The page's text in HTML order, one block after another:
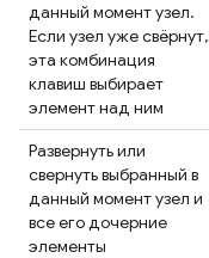
данный момент узел.
Если узел уже свёрнут,
эта комбинация
клавиш выбирает
элемент над ним
Развернуть или
свернуть выбранный в
данный момент узел и
все его дочерние
элементы